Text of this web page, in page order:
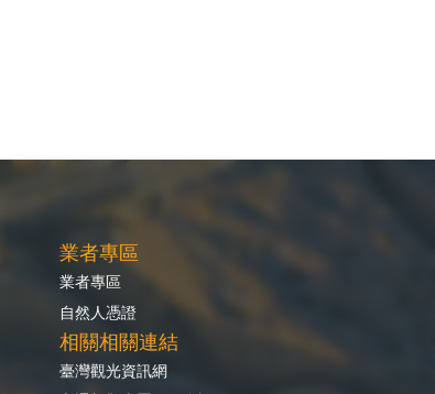
業者專區
業者專區
自然人憑證
相關相關連結
臺灣觀光資訊網